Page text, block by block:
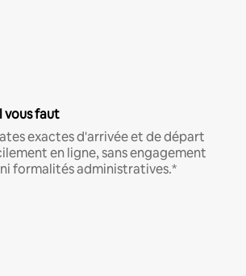
vous faut
exactes d'arrivée et de départ
en ligne, sans engagement
formalités administratives.*